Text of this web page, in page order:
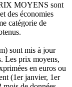
MOYENS sont
des économies
catégorie de
sont mis à jour
Les prix moyens,
en euros ou
(1er janvier, 1er